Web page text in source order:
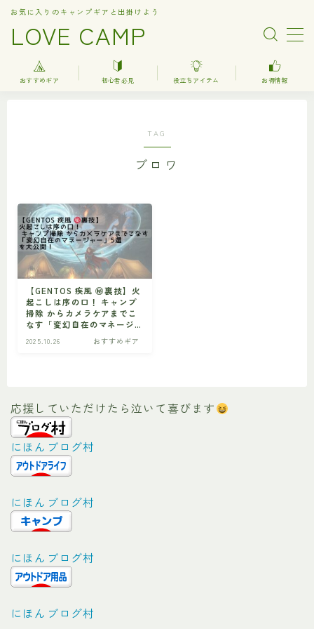
LOVE CAMP
お気に入りのキャンプギアと出掛けよう
調理器具関連（kitchenware）
車中泊
お得情報
楽天お得情報
ビギナー 初心者の方へ
おすすめギア 初心者必見 役立ちアイテム お得情報
TAG
ブロワ
【GENTOS 疾風 ㊙︎裏技】火
起こしは序の口！ キャンプ
掃除 からカメラケアまでこ
なす「変幻自在のマネージ
ャー」5選を大公開！
2025.10.26 おすすめギア
応援していただけたら泣いて喜びます
にほんブログ村
にほんブログ村
にほんブログ村
にほんブログ村